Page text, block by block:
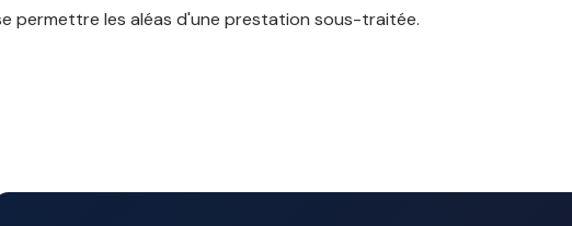
permettre les aléas d'une prestation sous-traitée.